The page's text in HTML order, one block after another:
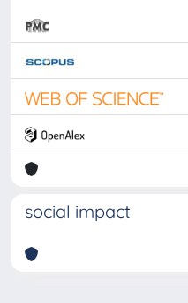
social impact